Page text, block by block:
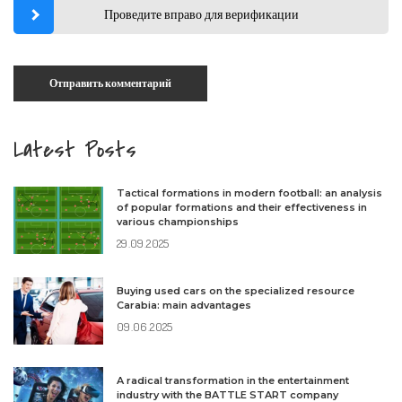
Проведите вправо для верификации
Latest Posts
Tactical formations in modern football: an analysis
of popular formations and their effectiveness in
various championships
29.09.2025
Buying used cars on the specialized resource
Carabia: main advantages
09.06.2025
A radical transformation in the entertainment
industry with the BATTLE START company